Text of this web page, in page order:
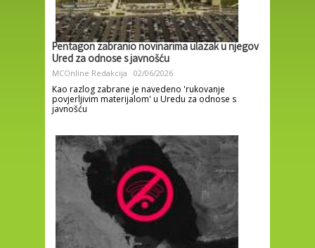
Pentagon zabranio novinarima ulazak u njegov
Ured za odnose s javnošću
MCOnline Redakcija 02/06/2026
Kao razlog zabrane je navedeno 'rukovanje
povjerljivim materijalom' u Uredu za odnose s
javnošću